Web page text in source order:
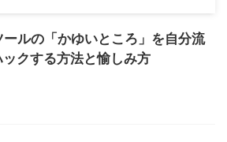
ルの「かゆいところ」を自分流
ックする方法と愉しみ方